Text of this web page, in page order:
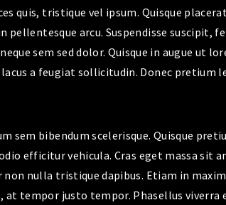
quis, tristique vel ipsum. Quisque
arcu. Suspendisse suscipit,
sem sed dolor. Quisque in augue ut
a feugiat sollicitudin. Donec pretium
sem bibendum scelerisque. Quisque
efficitur vehicula. Cras eget massa sit
nulla tristique dapibus. Etiam in
at tempor justo tempor. Phasellus viverra